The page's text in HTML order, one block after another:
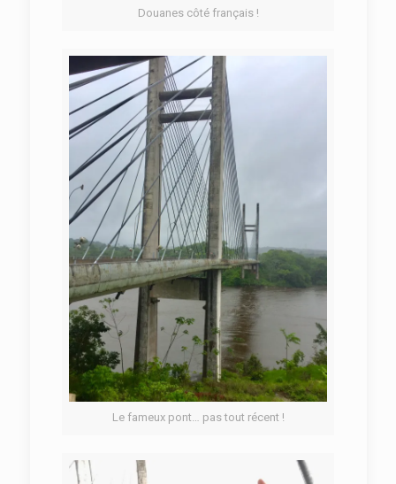
Douanes côté français !
Le fameux pont… pas tout récent !